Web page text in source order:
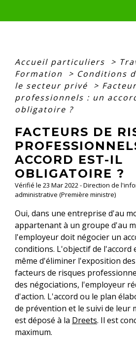
Accueil particuliers >
Formation
> Conditions
le secteur privé
>
professionnels : un
obligatoire ?
FACTEURS DE
ACCORD EST-IL
OBLIGATOIRE ?
Vérifié le 23 Mar 2022 - Direction de
administrative (Première ministre)
Oui, dans une entreprise d'au
appartenant à un groupe d'au
l'employeur doit négocier un
conditions. L'objectif de l'accord
même d'éliminer l'exposition
facteurs de risques
des négociations, l'employeur
d'action. L'accord ou le plan
de prévention et le suivi de leur
est déposé à la Dreets. Il est
maximum.